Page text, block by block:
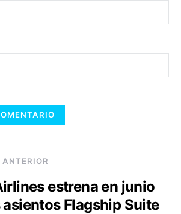
estrena en junio
Flagship Suite